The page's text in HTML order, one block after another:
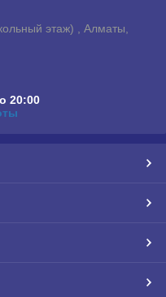
этаж) , Алматы,
20:00